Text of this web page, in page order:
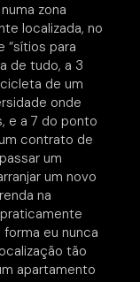
zona
localizada, no
“sítios para
de tudo, a 3
de um
onde
e a 7 do ponto
contrato de
um
um novo
na
eu nunca
tão
apartamento